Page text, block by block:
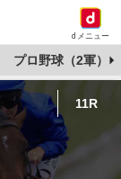
dメニュー
プロ野球（2軍）
11R